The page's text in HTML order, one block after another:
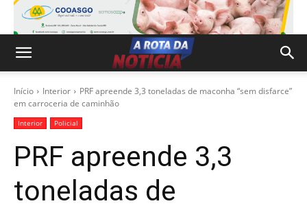
Início Interior
PRF apreende 3,3 toneladas de maconha “sem disfarce”
em carroceria de caminhão
Interior Policial
PRF apreende 3,3
toneladas de